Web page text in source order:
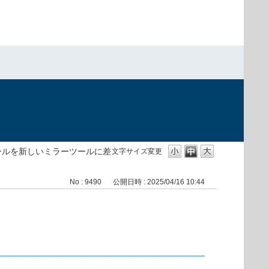
文字サイズ変更
を新しいミラーツールに差
No : 9490 公開日時 : 2025/04/16 10:44